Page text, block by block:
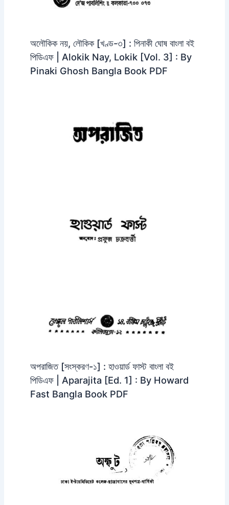
অলৌকিক নয়, লৌকিক [খণ্ড-৩] : পিনাকী ঘোষ বাংলা বই
পিডিএফ | Alokik Nay, Lokik [Vol. 3] : By
Pinaki Ghosh Bangla Book PDF
অপরাজিত [সংস্করণ-১] : হাওয়ার্ড ফাস্ট বাংলা বই
পিডিএফ | Aparajita [Ed. 1] : By Howard
Fast Bangla Book PDF